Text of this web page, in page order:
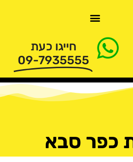
חייגו כעת
09-7935555
כפר סבא